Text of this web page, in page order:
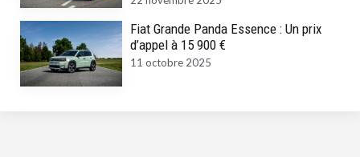
Fiat Grande Panda Essence : Un prix
d’appel à 15 900 €
11 octobre 2025